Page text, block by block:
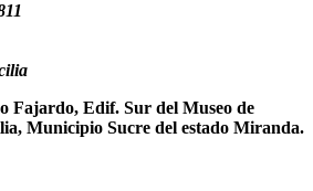
Fajardo, Edif. Sur del Museo de
Municipio Sucre del estado Miranda.